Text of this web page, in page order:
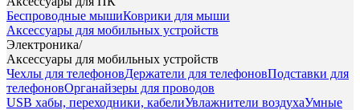
Беспроводные мышиКоврики для мыши
Аксессуары для мобильных устройств
Электроника/
Аксессуары для мобильных устройств
Чехлы для телефоновДержатели для телефоновПодставки для
телефоновОрганайзеры для проводов
USB хабы, переходники, кабелиУвлажнители воздухаУмные